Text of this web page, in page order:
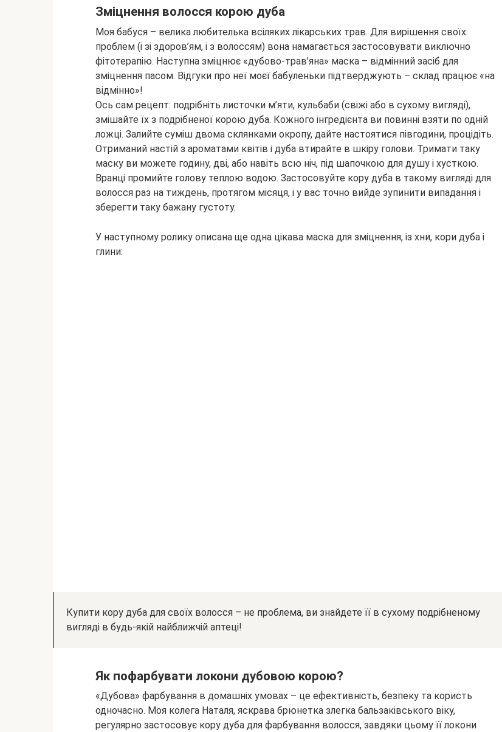
Зміцнення волосся корою дуба
Моя бабуся – велика любителька всіляких лікарських трав. Для вирішення своїх
проблем (і зі здоров’ям, і з волоссям) вона намагається застосовувати виключно
фітотерапію. Наступна зміцнює «дубово-трав’яна» маска – відмінний засіб для
зміцнення пасом. Відгуки про неї моєї бабуленьки підтверджують – склад працює «на
відмінно»!
Ось сам рецепт: подрібніть листочки м’яти, кульбаби (свіжі або в сухому вигляді),
змішайте їх з подрібненої корою дуба. Кожного інгредієнта ви повинні взяти по одній
ложці. Залийте суміш двома склянками окропу, дайте настоятися півгодини, процідіть.
Отриманий настій з ароматами квітів і дуба втирайте в шкіру голови. Тримати таку
маску ви можете годину, дві, або навіть всю ніч, під шапочкою для душу і хусткою.
Вранці промийте голову теплою водою. Застосовуйте кору дуба в такому вигляді для
волосся раз на тиждень, протягом місяця, і у вас точно вийде зупинити випадання і
зберегти таку бажану густоту.
У наступному ролику описана ще одна цікава маска для зміцнення, із хни, кори дуба і
глини:
Купити кору дуба для своїх волосся – не проблема, ви знайдете її в сухому подрібненому
вигляді в будь-якій найближчій аптеці!
Як пофарбувати локони дубовою корою?
«Дубова» фарбування в домашніх умовах – це ефективність, безпеку та користь
одночасно. Моя колега Наталя, яскрава брюнетка злегка бальзаківського віку,
регулярно застосовує кору дуба для фарбування волосся, завдяки цьому її локони